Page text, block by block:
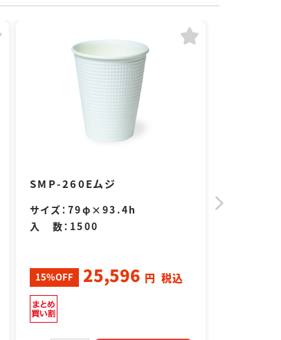
SMP-260Eムジ
サイズ：79φ×93.4h
入 数：1500
15%OFF 25,596 円 税込
お気に入りに追加 お気に入りに追加